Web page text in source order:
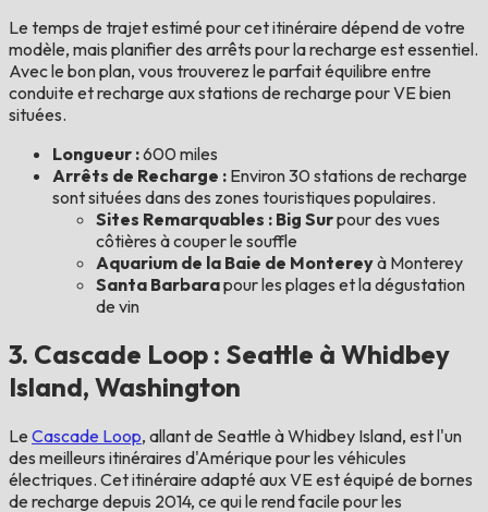
Le temps de trajet estimé pour cet itinéraire dépend de votre
modèle, mais planifier des arrêts pour la recharge est essentiel.
Avec le bon plan, vous trouverez le parfait équilibre entre
conduite et recharge aux stations de recharge pour VE bien
situées.
Longueur :600 miles
Arrêts de Recharge : Environ 30 stations de recharge
sont situées dans des zones touristiques populaires.
Sites Remarquables : Big Surpour des vues
côtières à couper le souffle
Aquarium de la Baie de Montereyà Monterey
Santa Barbarapour les plages et la dégustation
de vin
3. Cascade Loop : Seattle à Whidbey
Island, Washington
Le Cascade Loop, allant de Seattle à Whidbey Island, est l'un
des meilleurs itinéraires d'Amérique pour les véhicules
électriques. Cet itinéraire adapté aux VE est équipé de bornes
de recharge depuis 2014, ce qui le rend facile pour les